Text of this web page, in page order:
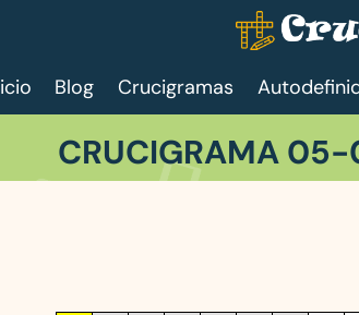
Blog Crucigramas
CRUCIGRAMA